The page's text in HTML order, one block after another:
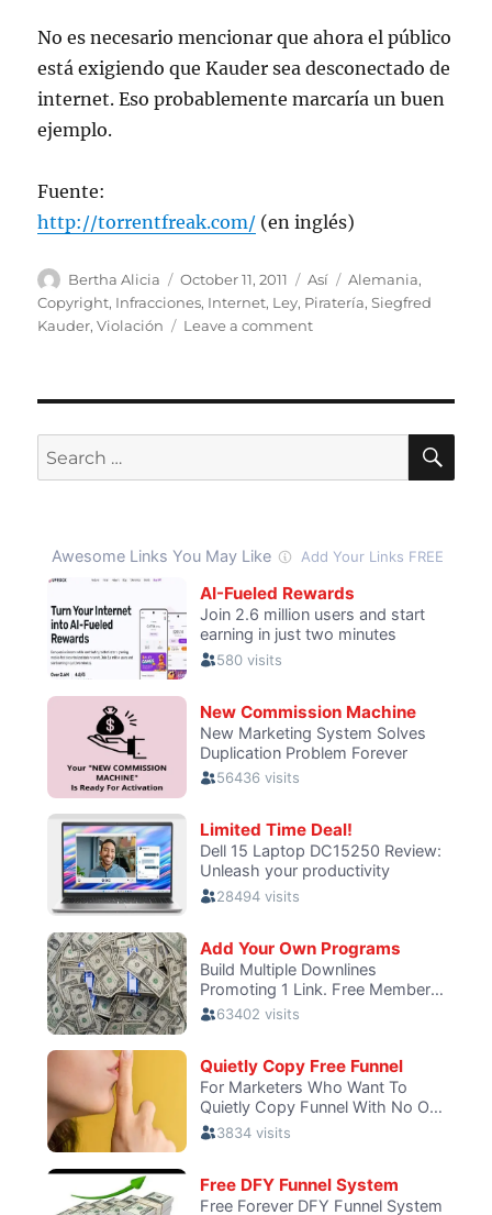
No es necesario mencionar que ahora el público
está exigiendo que Kauder sea desconectado de
internet. Eso probablemente marcaría un buen
ejemplo.
Fuente:
http://torrentfreak.com/ (en inglés)
Author
Bertha Alicia
Posted
on
October 11, 2011 Categories
Así Tags
Alemania,
Copyright, Infracciones, Internet, Ley, Piratería,Siegfred
Kauder,Violación Leave a commenton
propio
anti-
Search
for: